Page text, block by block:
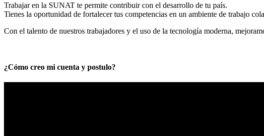
Trabajar en la SUNAT te permite contribuir con el desarrollo de tu país.
Tienes la oportunidad de fortalecer tus competencias en un ambiente de trabajo
Con el talento de nuestros trabajadores y el uso de la tecnología moderna,
¿Cómo creo mi cuenta y postulo?